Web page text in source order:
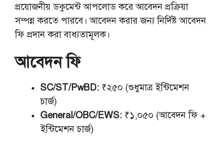
প্রয়োজনীয় ডকুমেন্ট আপলোড করে আবেদন প্রক্রিয়া
সম্পন্ন করতে পারবে। আবেদন করার জন্য নির্দিষ্ট আবেদন
ফি প্রদান করা বাধ্যতামূলক।
আবেদন ফি
SC/ST/PwBD: ₹২৫০ (শুধুমাত্র ইন্টিমেশন
চার্জ)
General/OBC/EWS: ₹১,০৫০ (আবেদন ফি +
ইন্টিমেশন চার্জ)